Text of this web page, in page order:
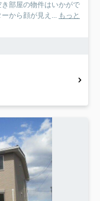
部屋の物件はいかがで
から顔が見え... もっと